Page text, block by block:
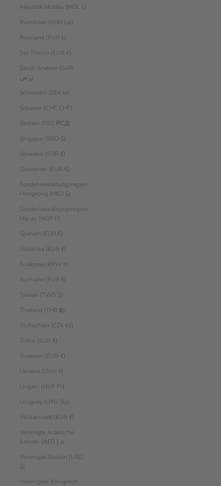
Republik Moldau (MDL L)
Rumänien (RON Lei)
Russland (EUR €)
San Marino (EUR €)
Saudi-Arabien (SAR
ر.س)
Schweden (SEK kr)
Schweiz (CHF CHF)
Serbien (RSD РСД)
Singapur (SGD $)
Slowakei (EUR €)
Slowenien (EUR €)
Sonderverwaltungsregion
Hongkong (HKD $)
Sonderverwaltungsregion
Macau (MOP P)
Spanien (EUR €)
Südafrika (EUR €)
Südkorea (KRW ₩)
Suriname (EUR €)
Taiwan (TWD $)
Thailand (THB ฿)
Tschechien (CZK Kč)
Türkei (EUR €)
Tunesien (EUR €)
Ukraine (UAH ₴)
Ungarn (HUF Ft)
Uruguay (UYU $U)
Vatikanstadt (EUR €)
Vereinigte Arabische
Emirate (AED د.إ)
Vereinigte Staaten (USD
$)
Vereinigtes Königreich